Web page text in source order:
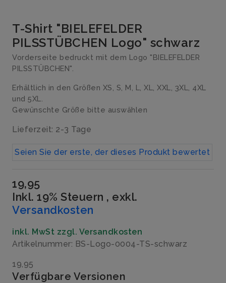
T-Shirt "BIELEFELDER
PILSSTÜBCHEN Logo" schwarz
Vorderseite bedruckt mit dem Logo "BIELEFELDER
PILSSTÜBCHEN".
Erhältlich in den Größen XS, S, M, L, XL, XXL, 3XL, 4XL
und 5XL.
Gewünschte Größe bitte auswählen
Lieferzeit: 2-3 Tage
Seien Sie der erste, der dieses Produkt bewertet
19,95
Inkl. 19% Steuern , exkl.
Versandkosten
inkl. MwSt zzgl. Versandkosten
Artikelnummer: BS-Logo-0004-TS-schwarz
19,95
Verfügbare Versionen